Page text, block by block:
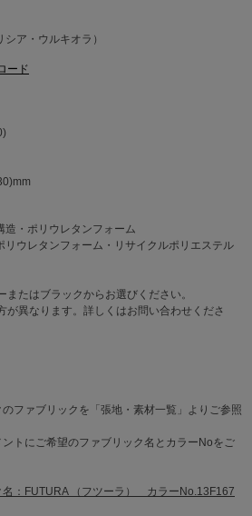
ア・ウルキオラ）
ード
造・ポリウレタンフォーム
リウレタンフォーム・リサイクルポリエステル
たはブラックからお選びください。
異なります。詳しくはお問い合わせくださ
ファブリックを「張地・素材一覧」よりご参照
トにご希望のファブリック名とカラーNoをご
：FUTURA （フツーラ） カラーNo.13F167